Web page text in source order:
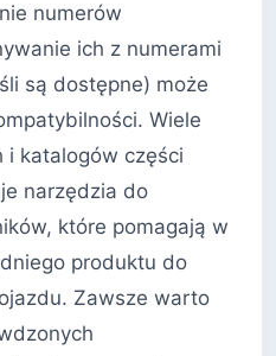
numerów
ich z numerami
są dostępne) może
Wiele
i katalogów części
narzędzia do
które pomagają w
produktu do
Zawsze warto